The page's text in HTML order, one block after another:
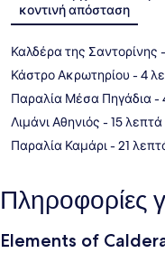
κοντινή απόσταση
Καλδέρα της Σαντορίνης
Κάστρο Ακρωτηρίου - 4
Παραλία Μέσα Πηγάδια-
Λιμάνι Αθηνιός - 15
Παραλία Καμάρι- 21
Πληροφορίες
Elements of